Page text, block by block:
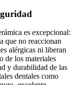
es excepcional:
que no reaccionan
alérgicas ni liberan
de los materiales
y durabilidad de las
dentales como